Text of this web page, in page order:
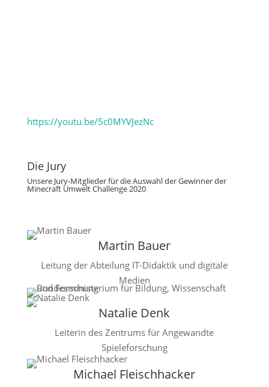
https://youtu.be/5c0MYVJezNc
Die Jury
Unsere Jury-Mitglieder für die Auswahl der Gewinner der
Minecraft Umwelt Challenge 2020
Martin Bauer
Leitung der Abteilung IT-Didaktik und digitale
Medien
Natalie Denk
Leiterin des Zentrums für Angewandte
Spieleforschung
Michael Fleischhacker